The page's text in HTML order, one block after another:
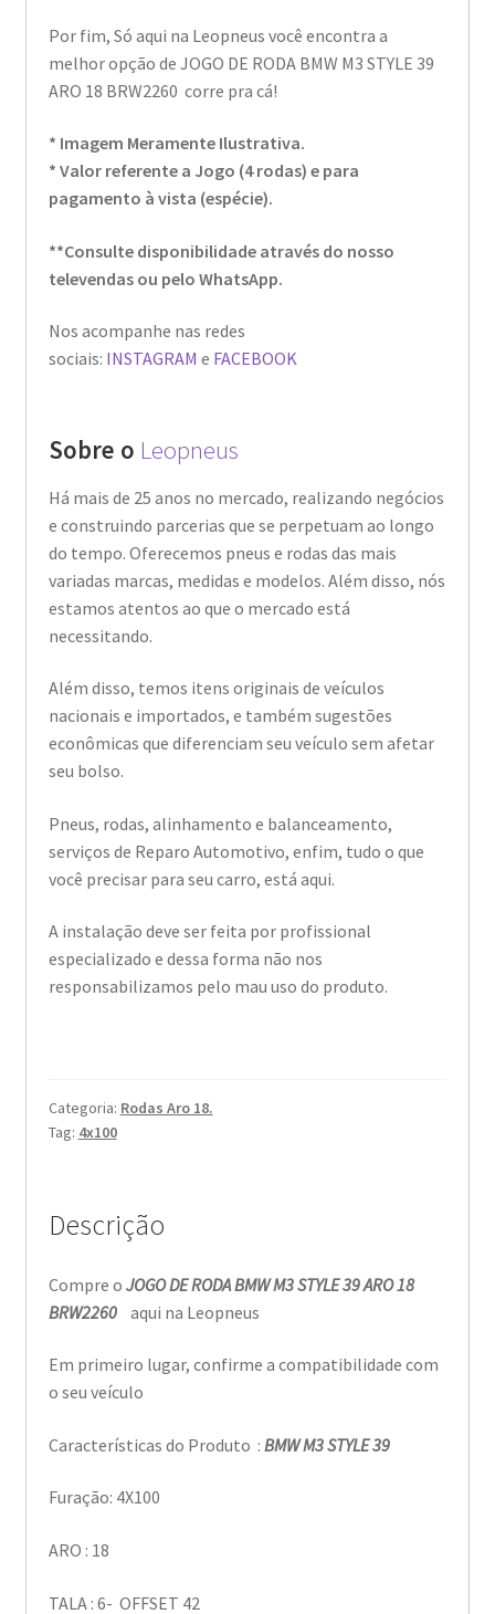
Por fim, Só aqui na Leopneus você encontra a
melhor opção de JOGO DE RODA BMW M3 STYLE 39
ARO 18 BRW2260 corre pra cá!
* Imagem Meramente Ilustrativa.
* Valor referente a Jogo (4 rodas) e para
pagamento à vista (espécie).
**Consulte disponibilidade através do nosso
televendas ou pelo WhatsApp.
Nos acompanhe nas redes
sociais: INSTAGRAM e FACEBOOK
Sobre o Leopneus
Há mais de 25 anos no mercado, realizando negócios
e construindo parcerias que se perpetuam ao longo
do tempo. Oferecemos pneus e rodas das mais
variadas marcas, medidas e modelos. Além disso, nós
estamos atentos ao que o mercado está
necessitando.
Além disso, temos itens originais de veículos
nacionais e importados, e também sugestões
econômicas que diferenciam seu veículo sem afetar
seu bolso.
Pneus, rodas, alinhamento e balanceamento,
serviços de Reparo Automotivo, enfim, tudo o que
você precisar para seu carro, está aqui.
A instalação deve ser feita por profissional
especializado e dessa forma não nos
responsabilizamos pelo mau uso do produto.
Categoria: Rodas Aro 18.
Tag: 4x100
Descrição
Compre o JOGO DE RODA BMW M3 STYLE 39 ARO 18
BRW2260 aqui na Leopneus
Em primeiro lugar, confirme a compatibilidade com
o seu veículo
Características do Produto : BMW M3 STYLE 39
Furação: 4X100
ARO : 18
TALA : 6- OFFSET 42